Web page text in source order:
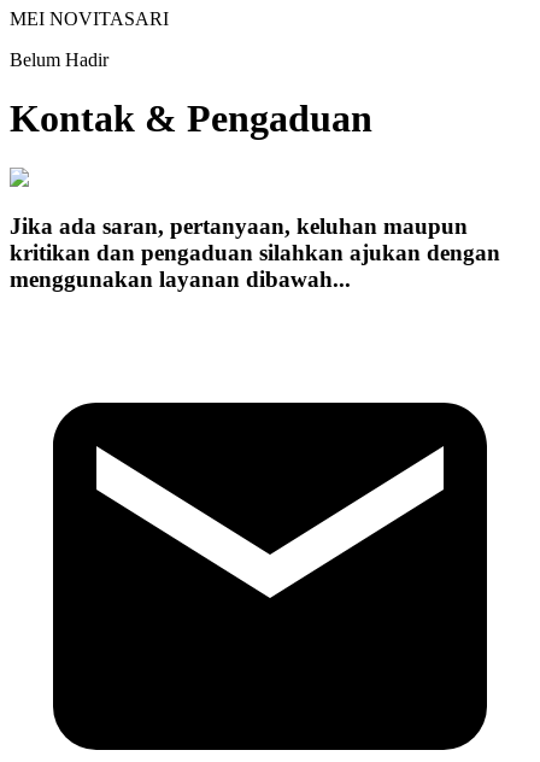
MEI NOVITASARI
Belum Hadir
Kontak & Pengaduan
Jika ada saran, pertanyaan, keluhan maupun
kritikan dan pengaduan silahkan ajukan dengan
menggunakan layanan dibawah...